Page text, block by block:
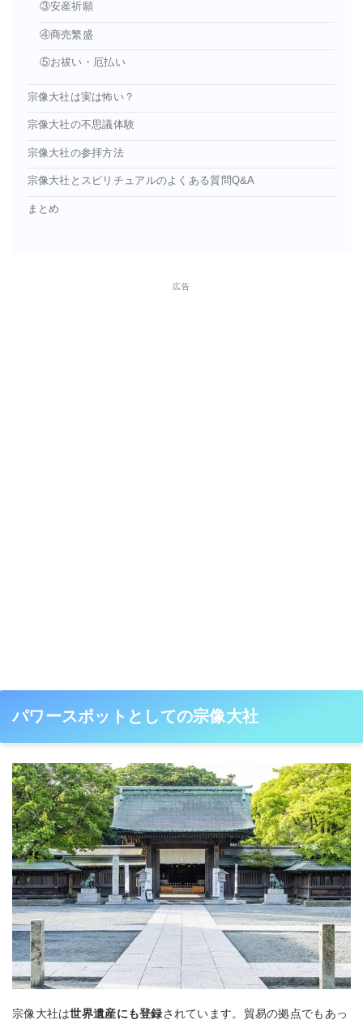
③安産祈願
④商売繁盛
⑤お祓い・厄払い
宗像大社は実は怖い？
宗像大社の不思議体験
宗像大社の参拝方法
宗像大社とスピリチュアルのよくある質問Q&A
まとめ
広告
パワースポットとしての宗像大社
宗像大社は世界遺産にも登録されています。貿易の拠点でもあっ